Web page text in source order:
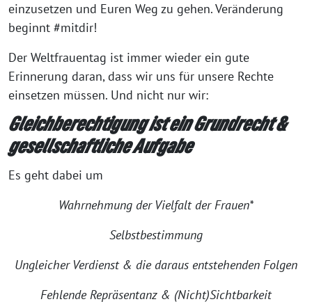
einzusetzen und Euren Weg zu gehen. Veränderung
beginnt #mitdir!
Der Weltfrauentag ist immer wieder ein gute
Erinnerung daran, dass wir uns für unsere Rechte
einsetzen müssen. Und nicht nur wir:
Gleichberechtigung ist ein Grundrecht &
gesellschaftliche Aufgabe
Es geht dabei um
Wahrnehmung der Vielfalt der Frauen*
Selbstbestimmung
Ungleicher Verdienst & die daraus entstehenden Folgen
Fehlende Repräsentanz & (Nicht)Sichtbarkeit